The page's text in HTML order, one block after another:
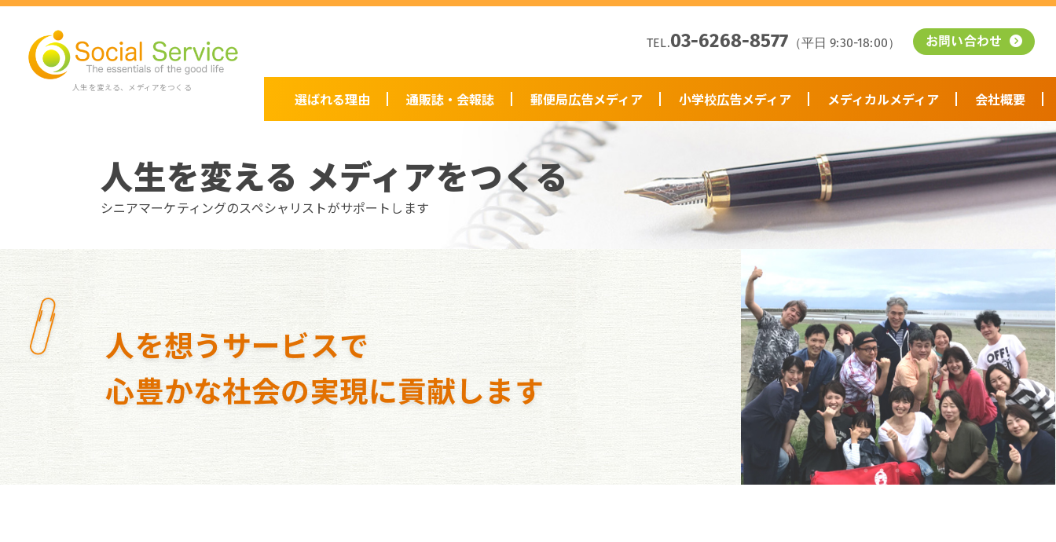
人生を変える、メディアをつくる
TEL.03-6268-8577 （平日 9:30-18:00） お問い合わせ
選ばれる理由 通販誌・会報誌 郵便局広告メディア 小学校広告メディア メディカルメディア 会社概要
人生を変える メディアをつくる
シニアマーケティングのスペシャリストがサポートします
人を想うサービスで
心豊かな社会の実現に貢献します